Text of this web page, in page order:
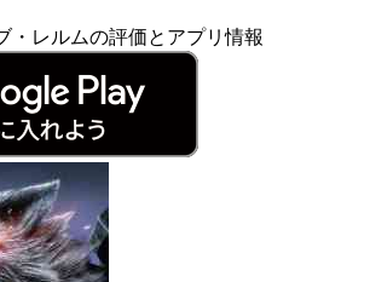
・レルムの評価とアプリ情報